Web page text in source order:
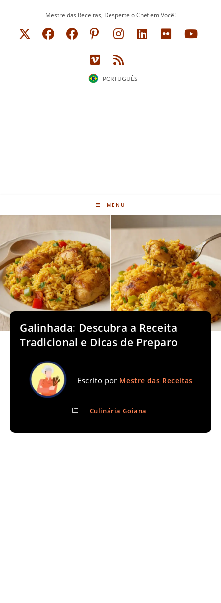
Mestre das Receitas, Desperte o Chef em Você!
PORTUGUÊS
MENU
Galinhada: Descubra a Receita
Tradicional e Dicas de Preparo
Escrito por Mestre das Receitas
Culinária Goiana